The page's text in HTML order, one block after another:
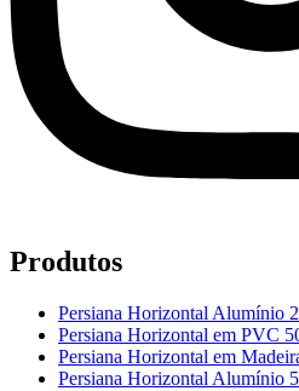
Produtos
Persiana Horizontal Alumínio
Persiana Horizontal em PVC
Persiana Horizontal em
Persiana Horizontal Alumínio